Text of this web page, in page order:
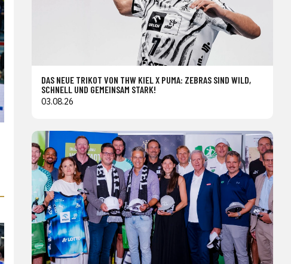
DAS NEUE TRIKOT VON THW KIEL X PUMA: ZEBRAS SIND WILD,
SCHNELL UND GEMEINSAM STARK!
03.08.26